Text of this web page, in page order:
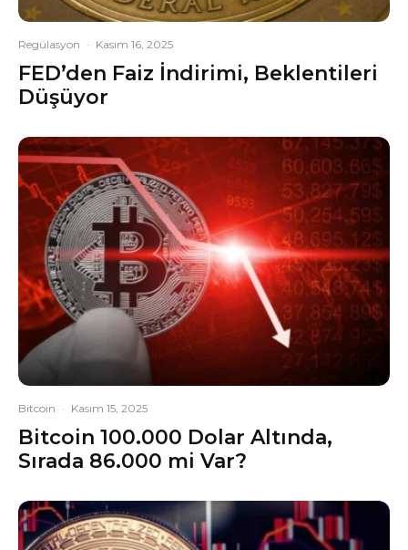
Regülasyon · Kasım 16, 2025
FED’den Faiz İndirimi, Beklentileri
Düşüyor
Bitcoin · Kasım 15, 2025
Bitcoin 100.000 Dolar Altında,
Sırada 86.000 mi Var?